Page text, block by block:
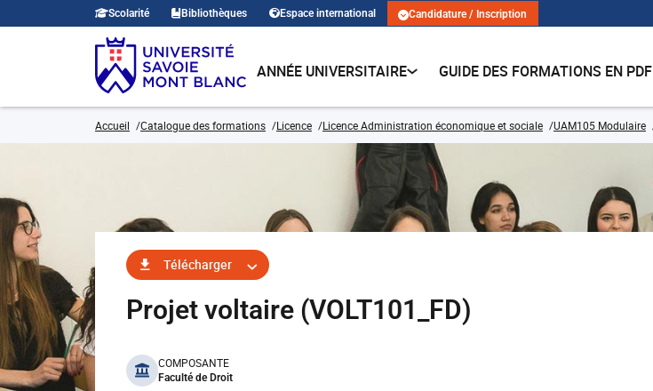
Scolarité Bibliothèques Espace international Candidature / Inscription
ANNÉE UNIVERSITAIRE GUIDE DES FORMATIONS EN PDF
Accueil Catalogue des formations Licence Licence Administration économique et sociale UAM105 Modulaire
Télécharger
Projet voltaire (VOLT101_FD)
benefits
COMPOSANTE
Faculté de Droit